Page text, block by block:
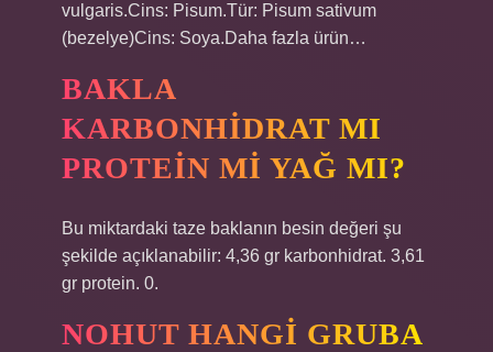
vulgaris.Cins: Pisum.Tür: Pisum sativum
(bezelye)Cins: Soya.Daha fazla ürün…
BAKLA
KARBONHIDRAT MI
PROTEIN MI YAĞ MI?
Bu miktardaki taze baklanın besin değeri şu
şekilde açıklanabilir: 4,36 gr karbonhidrat. 3,61
gr protein. 0.
NOHUT HANGI GRUBA